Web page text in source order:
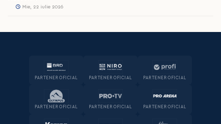
Mie, 22 iulie 2026
PARTENER OFICIAL PARTENER OFICIAL PARTENER OFICIAL
PARTENER OFICIAL PARTENER OFICIAL PARTENER OFICIAL